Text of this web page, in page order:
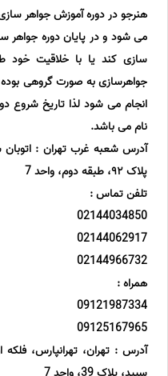
هنرجو در دوره آموزش جواهر
می شود و در پایان دوره جواهر
سازی کند یا با خلاقیت خود
جواهرسازی به صورت گروهی
انجام می شود لذا تاریخ شروع
نام می باشد.
آدرس شعبه غرب تهران :
پلاک ٩٢، طبقه دوم، واحد 7
تلفن تماس :
02144034850
02144062917
02144966732
همراه :
09121987334
09125167965